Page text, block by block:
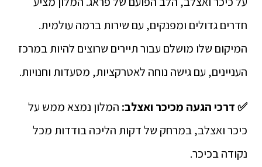
חדרים גדולים ומפנקים, עם שירות ברמה עולמית.
המיקום שלו מושלם עבור תיירים שרוצים להיות במרכז
העניינים, עם גישה נוחה לאטרקציות, מסעדות וחנויות.
✅ דרכי הגעה מכיכר ואצלב: המלון נמצא ממש על
כיכר ואצלב, במרחק של דקות הליכה בודדות מכל
נקודה בכיכר.